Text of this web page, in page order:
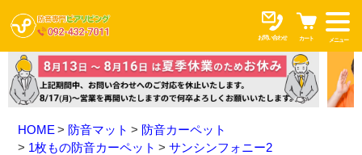
お問い合わせ カート メニュー
HOME 防音マット
防音カーペット
1枚もの防音カーペット
サンシンフォニー2